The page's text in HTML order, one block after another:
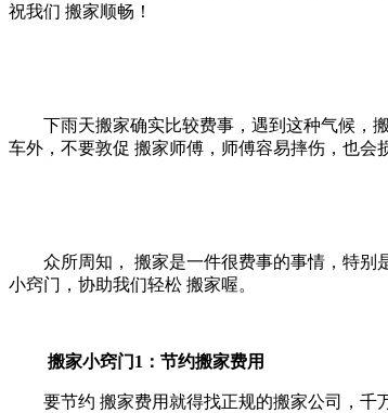
祝我们 搬家顺畅！
下雨天搬家确实比较费事，遇到这种气候，搬
车外，不要敦促 搬家师傅，师傅容易摔伤，也会
众所周知， 搬家是一件很费事的事情，特别是
小窍门，协助我们轻松 搬家喔。
搬家小窍门1：节约搬家费用
要节约 搬家费用就得找正规的搬家公司，千万